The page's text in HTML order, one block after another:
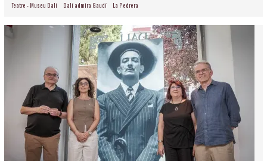
Teatre - Museu Dalí Dalí admira Gaudí La Pedrera